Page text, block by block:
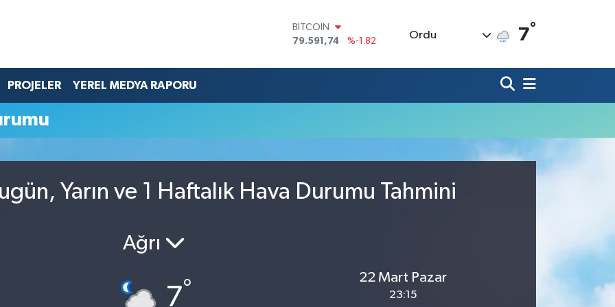
BITCOIN
79.591,74
%-1.82
45,43620
%0.02
BİST100
Ordu 7°
PROJELER YEREL MEDYA RAPORU
Yarın ve 1 Haftalık Hava Durumu Tahmini
Ağrı
7°
22 Mart Pazar
23:15